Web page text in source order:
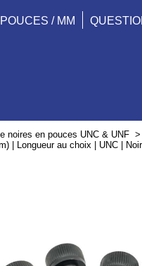
/ MM
noires en pouces UNC & UNF >
| Longueur au choix | UNC |